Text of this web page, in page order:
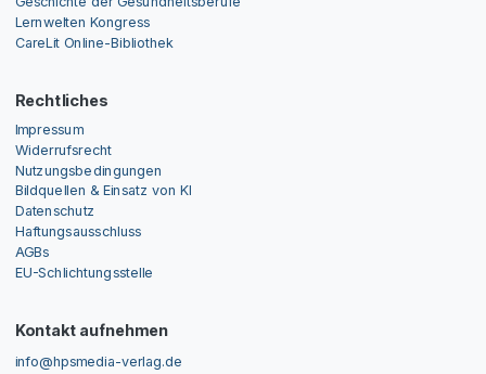
Lernwelten Kongress
CareLit Online-Bibliothek
Rechtliches
Impressum
Widerrufsrecht
Nutzungsbedingungen
Bildquellen & Einsatz von KI
Datenschutz
Haftungsausschluss
AGBs
EU-Schlichtungsstelle
Kontakt aufnehmen
info@hpsmedia-verlag.de